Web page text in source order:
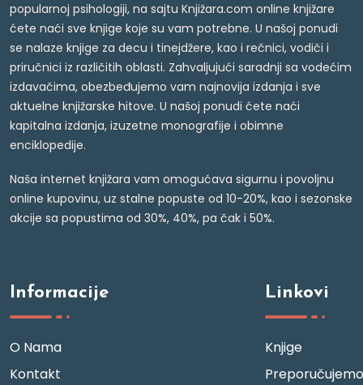
popularnoj psihologiji, na sajtu Knjižara.com online knjižare
ćete naći sve knjige koje su vam potrebne. U našoj ponudi
se nalaze knjige za decu i tinejdžere, kao i rečnici, vodiči i
priručnici iz različitih oblasti. Zahvaljujući saradnji sa vodećim
izdavačima, obezbeđujemo vam najnovija izdanja i sve
aktuelne knjižarske hitove. U našoj ponudi ćete naći
kapitalna izdanja, izuzetne monografije i obimne
enciklopedije.
Naša internet knjižara vam omogućava sigurnu i povoljnu
online kupovinu, uz stalne popuste od 10-20%, kao i sezonske
akcije sa popustima od 30%, 40%, pa čak i 50%.
Informacije
O Nama
Kontakt
Linkovi
Knjige
Preporučujemo